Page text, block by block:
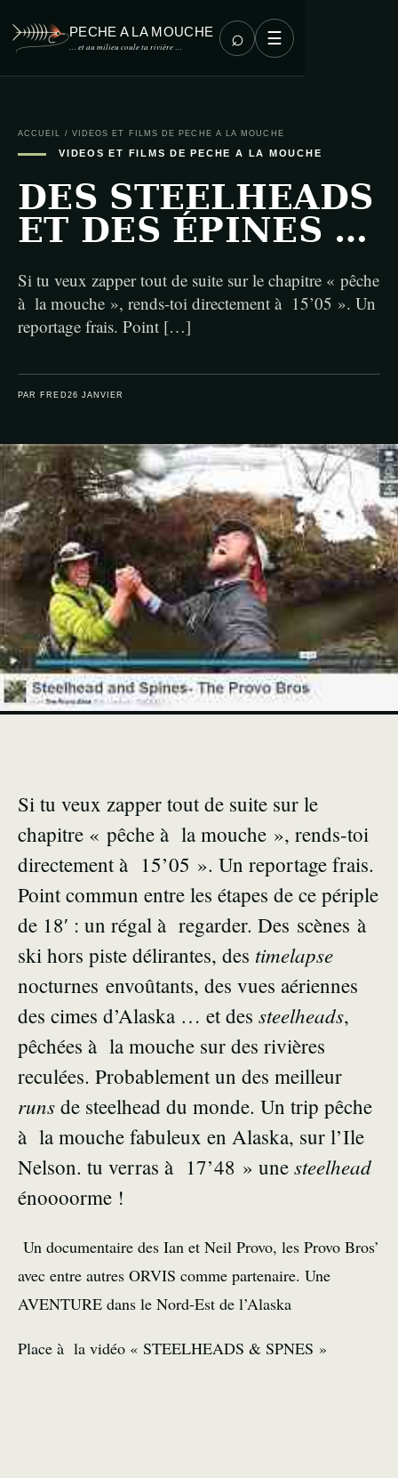
PECHE A LA MOUCHE
… et au milieu coule ta rivière … ⌕ ☰
ACCUEIL / VIDEOS ET FILMS DE PECHE A LA MOUCHE
VIDEOS ET FILMS DE PECHE A LA MOUCHE
DES STEELHEADS
ET DES ÉPINES …
Si tu veux zapper tout de suite sur le chapitre « pêche
à la mouche », rends-toi directement à 15’05 ». Un
reportage frais. Point […]
PAR FRED 26 JANVIER
Si tu veux zapper tout de suite sur le
chapitre « pêche à la mouche », rends-toi
directement à 15’05 ». Un reportage frais.
Point commun entre les étapes de ce périple
de 18′ : un régal à regarder. Des scènes à
ski hors piste délirantes, des timelapse
nocturnes envoûtants, des vues aériennes
des cimes d’Alaska … et des steelheads,
pêchées à la mouche sur des rivières
reculées. Probablement un des meilleur
runs de steelhead du monde. Un trip pêche
à la mouche fabuleux en Alaska, sur l’Ile
Nelson. tu verras à 17’48 » une steelhead
énoooorme !
Un documentaire des Ian et Neil Provo, les Provo Bros’
avec entre autres ORVIS comme partenaire. Une
AVENTURE dans le Nord-Est de l’Alaska
Place à la vidéo « STEELHEADS & SPNES »